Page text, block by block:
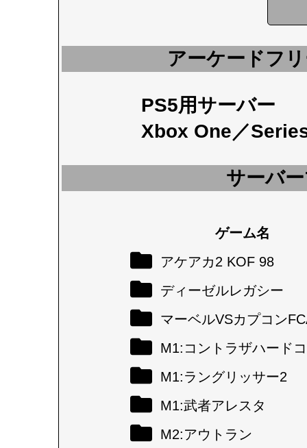
アーケードフ
PS5用サーバー
Xbox One／
サーバ
ゲーム名
アケアカ2 KOF 98
ディーゼルレガシー
マーベルVSカプコン
M1:コントラザハード
M1:ラングリッサー2
M1:武者アレスタ
M2:アウトラン